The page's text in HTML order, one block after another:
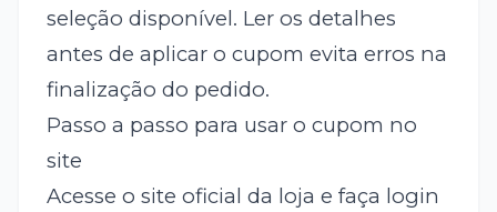
seleção disponível. Ler os detalhes
antes de aplicar o cupom evita erros na
finalização do pedido.
Passo a passo para usar o cupom no
site
Acesse o site oficial da loja e faça login